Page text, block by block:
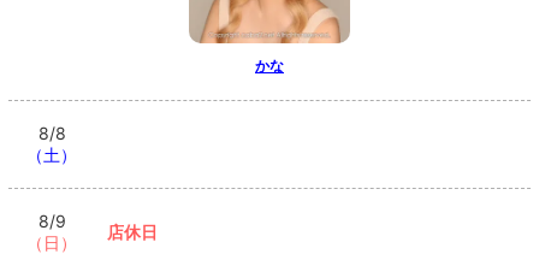
かな
8/8
（土）
8/9
（日）
店休日